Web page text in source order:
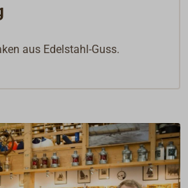
aus Edelstahl-Guss.